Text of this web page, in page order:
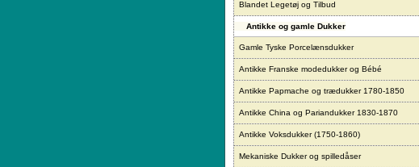
Blandet Legetøj og Tilbud
Antikke og gamle Dukker
Gamle Tyske Porcelænsdukker
Antikke Franske modedukker og Bébé
Antikke Papmache og trædukker 1780-1850
Antikke China og Pariandukker 1830-1870
Antikke Voksdukker (1750-1860)
Mekaniske Dukker og spilledåser